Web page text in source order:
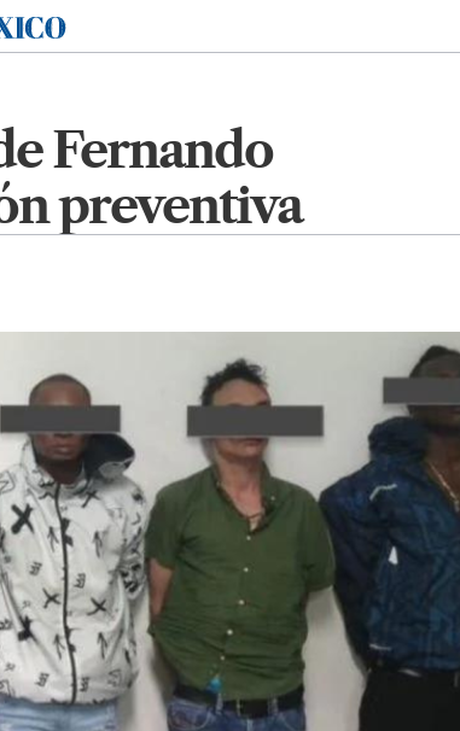
Fernando
preventiva